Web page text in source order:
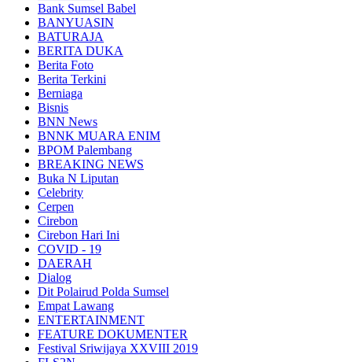
Bank Sumsel Babel
BANYUASIN
BATURAJA
BERITA DUKA
Berita Foto
Berita Terkini
Berniaga
Bisnis
BNN News
BNNK MUARA ENIM
BPOM Palembang
BREAKING NEWS
Buka N Liputan
Celebrity
Cerpen
Cirebon
Cirebon Hari Ini
COVID - 19
DAERAH
Dialog
Dit Polairud Polda Sumsel
Empat Lawang
ENTERTAINMENT
FEATURE DOKUMENTER
Festival Sriwijaya XXVIII 2019